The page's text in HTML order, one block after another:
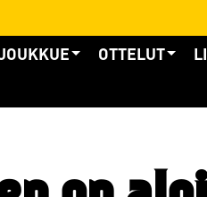
OTTELUT